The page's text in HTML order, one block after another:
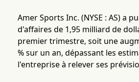
Amer Sports Inc. (NYSE : AS) a
d'affaires de 1,95 milliard de
premier trimestre, soit une
% sur un an, dépassant les
l'entreprise à relever ses